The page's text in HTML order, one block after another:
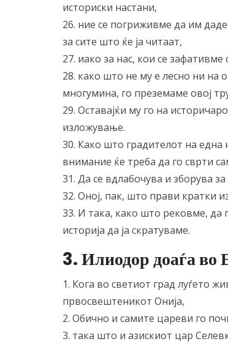
историски настани,
26. ние се погриживме да им
за сите што ќе ја читаат,
27. иако за нас, кои се
28. како што не му е лесно ни на
многумина, го преземаме овој
29. Оставајќи му го на
изложување.
30. Како што градителот на една
внимание ќе треба да го сврти
31. Да се вдлабочува и зборува
32. Оној, пак, што прави кратки
33. И така, како што рековме, да
историја да ја скратуваме.
3. Илиодор доаѓа во
1. Кога во светиот град луѓето
првосвештеникот Онија,
2. Обично и самите цареви го
3. така што и азискиот цар